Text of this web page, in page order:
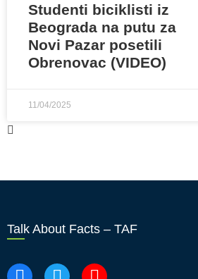
Studenti biciklisti iz
Beograda na putu za
Novi Pazar posetili
Obrenovac (VIDEO)
11/04/2025
Talk About Facts – TAF